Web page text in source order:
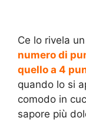
Ce lo rivela
numero di
quello a 4
quando lo si
comodo in
sapore più